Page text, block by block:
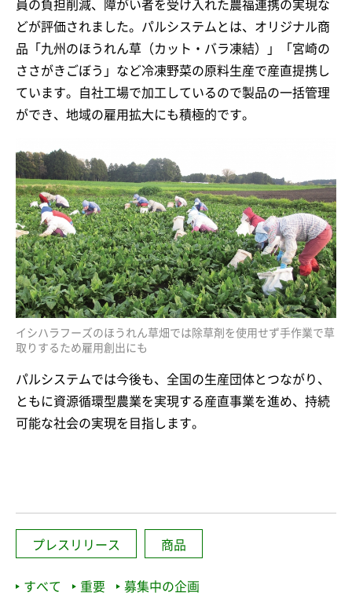
員の負担削減、障がい者を受け入れた農福連携の実現な
どが評価されました。パルシステムとは、オリジナル商
品「九州のほうれん草（カット・バラ凍結）」「宮崎の
ささがきごぼう」など冷凍野菜の原料生産で産直提携し
ています。自社工場で加工しているので製品の一括管理
ができ、地域の雇用拡大にも積極的です。
イシハラフーズのほうれん草畑では除草剤を使用せず手作業で草
取りするため雇用創出にも
パルシステムでは今後も、全国の生産団体とつながり、
ともに資源循環型農業を実現する産直事業を進め、持続
可能な社会の実現を目指します。
プレスリリース 商品
すべて 重要 募集中の企画